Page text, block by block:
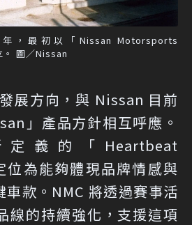
，最初以「Nissan Motorsports
圖／Nissan
展方向，與 Nissan 目前
」產品方針相互呼應。
義的「Heartbeat
位為能夠體現品牌情感與
車款。NMC 將透過賽事活
線的持續強化，支援這項